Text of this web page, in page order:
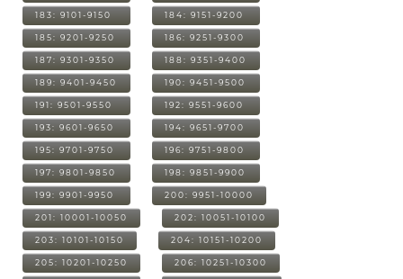
183: 9101-9150 184: 9151-9200
185: 9201-9250 186: 9251-9300
187: 9301-9350 188: 9351-9400
189: 9401-9450 190: 9451-9500
191: 9501-9550 192: 9551-9600
193: 9601-9650 194: 9651-9700
195: 9701-9750 196: 9751-9800
197: 9801-9850 198: 9851-9900
199: 9901-9950 200: 9951-10000
201: 10001-10050 202: 10051-10100
203: 10101-10150 204: 10151-10200
205: 10201-10250 206: 10251-10300